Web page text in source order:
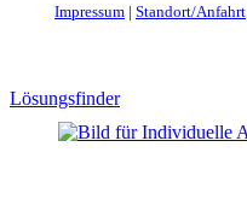
Impressum | Standort/Anfahrt
Lösungsfinder